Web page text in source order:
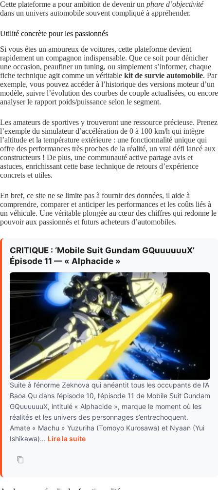
Cette plateforme a pour ambition de devenir un phare d’objectivité
dans un univers automobile souvent compliqué à appréhender.
Utilité concrète pour les passionnés
Si vous êtes un amoureux de voitures, cette plateforme devient
rapidement un compagnon indispensable. Que ce soit pour dénicher
une occasion, peaufiner un tuning, ou simplement s’informer, chaque
fiche technique agit comme un véritable kit de survie automobile. Par
exemple, vous pouvez accéder à l’historique des versions moteur d’un
modèle, suivre l’évolution des courbes de couple actualisées, ou encore
analyser le rapport poids/puissance selon le segment.
Les amateurs de sportives y trouveront une ressource précieuse. Prenez
l’exemple du simulateur d’accélération de 0 à 100 km/h qui intègre
l’altitude et la température extérieure : une fonctionnalité unique qui
offre des performances très proches de la réalité, un vrai défi lancé aux
constructeurs ! De plus, une communauté active partage avis et
astuces, enrichissant cette base technique de retours d’expérience
concrets et utiles.
En bref, ce site ne se limite pas à fournir des données, il aide à
comprendre, comparer et anticiper les performances et les coûts liés à
un véhicule. Une véritable plongée au cœur des chiffres qui redonne le
pouvoir aux passionnés et futurs acheteurs d’automobiles.
CRITIQUE : ‘Mobile Suit Gundam GQuuuuuuX’
Épisode 11 — « Alphacide »
Suite à l’énorme Zeknova qui anéantit tous les occupants de l’A
Baoa Qu dans l’épisode 10, l’épisode 11 de Mobile Suit Gundam
GQuuuuuuX, intitulé « Alphacide », marque le moment où les
réalités et les univers des personnages s’entrechoquent.
Amate « Machu » Yuzuriha (Tomoyo Kurosawa) et Nyaan (Yui
Ishikawa)... Lire la suite